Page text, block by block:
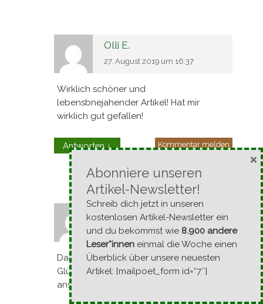
Olli E.
27. August 2019 um 16:37
Wirklich schöner und
lebensbnejahender Artikel! Hat mir
wirklich gut gefallen!
Antworten↓ Kommentar melden
Alexander
13. August 2019 um 16:26
Danke für den großartigen Beitrag!
Glücklich sein ist für mich sehr
anstrengend, aber ich bin! auf dem Weg!
Abonniere unseren
Artikel-Newsletter!
Schreib dich jetzt in unseren
kostenlosen Artikel-Newsletter ein
und du bekommst wie 8.900 andere
Leser*innen einmal die Woche einen
Überblick über unsere neuesten
Artikel: [mailpoet_form id=“7″]
×